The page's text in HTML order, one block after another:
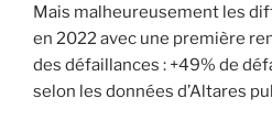
Mais malheureusement les
en 2022 avec une première
des défaillances : +49% de
selon les données d’Altares